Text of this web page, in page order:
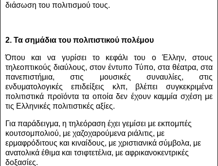
διάσωση του πολιτισμού τους.
2. Τα σημάδια του πολιτιστικού πολέμου
Όπου και να γυρίσει το κεφάλι του ο Έλλην, στους
τηλεοπτικούς διαύλους, στον έντυπο Τύπο, στα θέατρα, στα
πανεπιστήμια, στις μουσικές συναυλίες, στις
ενδυματολογικές επιδείξεις κλπ, βλέπει συγκεκριμένα
πολιτιστικά προϊόντα τα οποία δεν έχουν καμμία σχέση με
τις Ελληνικές πολιτιστικές αξίες.
Για παράδειγμα, η τηλεόραση έχει γεμίσει με εκπομπές
κουτσομπολιού, με χαζοχαρούμενα ριάλιτις, με
ερμαφρόδιτους και κιναίδους, με χριστιανικά σύμβολα, με
ανατολικά έθιμα και τσιφτετέλια, με αφρικανοκεντρικές
δοξασίες.